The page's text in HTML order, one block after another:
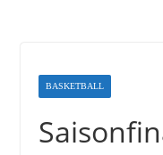
BASKETBALL